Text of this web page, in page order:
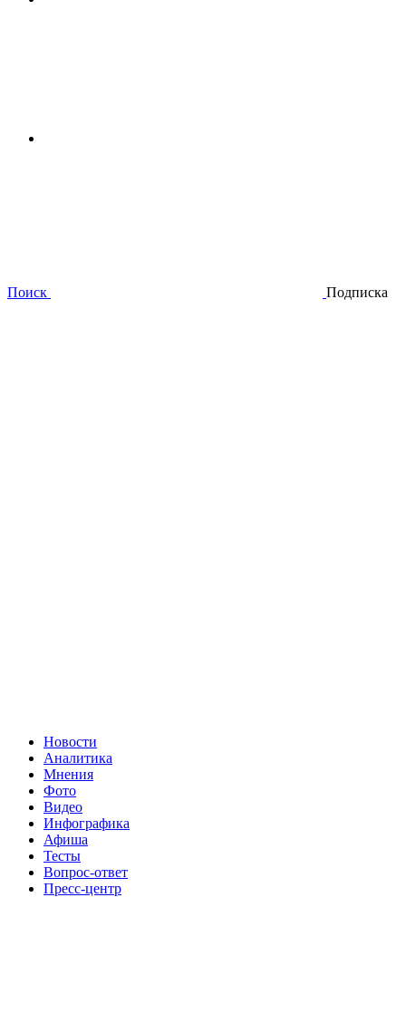
Поиск Подписка
Новости
Аналитика
Мнения
Фото
Видео
Инфографика
Афиша
Тесты
Вопрос-ответ
Пресс-центр